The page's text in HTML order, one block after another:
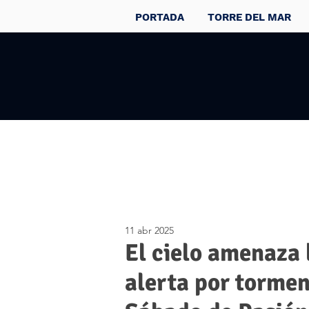
PORTADA TORRE DEL MAR
El cielo
alerta por
11 abr 2025